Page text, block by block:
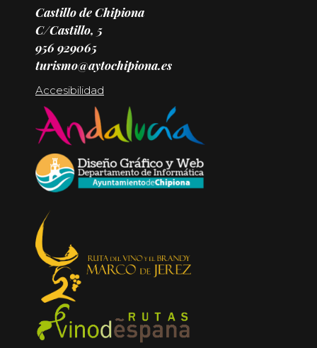
Castillo de Chipiona
C/Castillo, 5
956 929065
turismo@aytochipiona.es
Accesibilidad